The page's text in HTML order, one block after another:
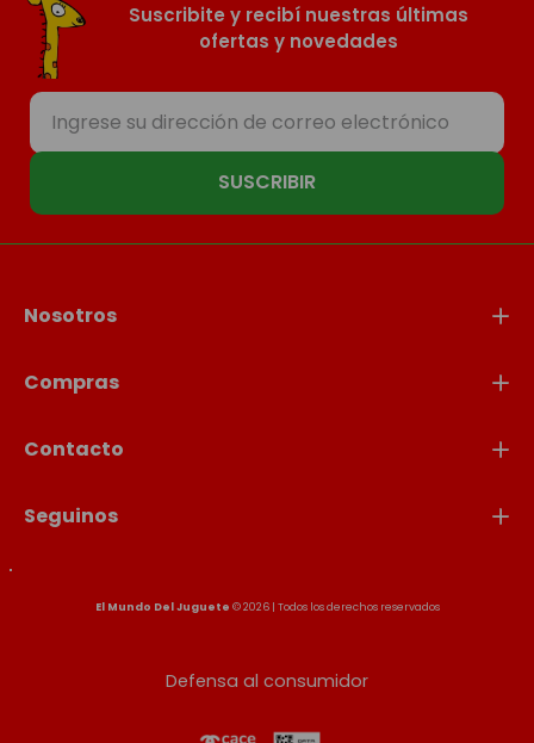
Suscribite y recibí nuestras últimas
ofertas y novedades
SUSCRIBIR
Nosotros
Compras
Contacto
Seguinos
El Mundo Del Juguete © 2026 | Todos los derechos reservados
Defensa al consumidor